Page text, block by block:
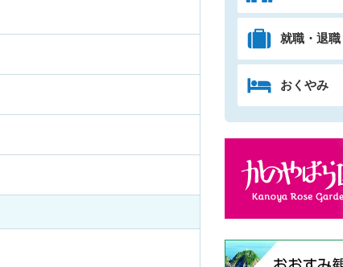
就職・退職
おくやみ